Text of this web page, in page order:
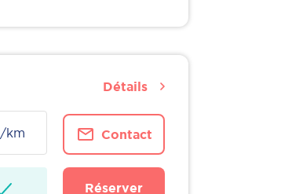
/km Contact
Réserver
Détails